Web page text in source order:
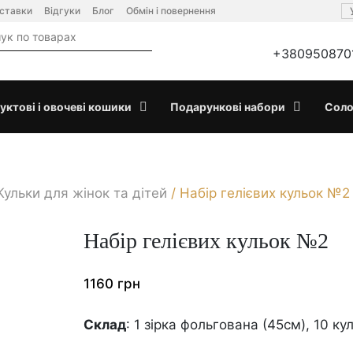
Відгуки Блог Обмін і повернення
і овочеві кошики Подарункові набори
для жінок та дітей / Набір гелієвих кульок №2
Набір гелієвих кульок №2
1160 грн
Склад: 1 зірка фольгована (45см), 10